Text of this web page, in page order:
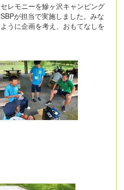
レモニーを鰺ヶ沢キャンピング
が担当で実施しました。みな
うに企画を考え、おもてなしを